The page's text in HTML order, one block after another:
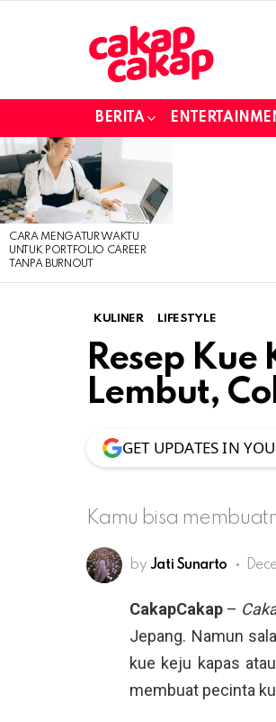
BERITA
LATEST
STORIES
CARA MENGATUR WAKTU
UNTUK PORTFOLIO CAREER
TANPA BURNOUT
KULINER LIFESTYLE
Resep
Lembut,
GET UPDATES IN
Kamu bisa
by Jati Sunarto
CakapCakap –
Jepang. Namun
kue keju kapas
membuat pecinta